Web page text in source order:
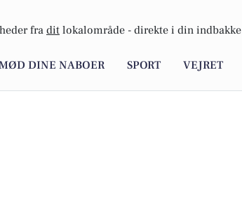
fra dit lokalområde - direkte i din indbakke
DINE NABOER SPORT VEJRET